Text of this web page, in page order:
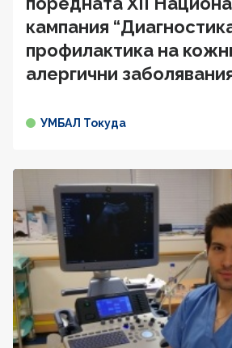
кампания
профилактика на
алергични
УМБАЛ Токуда